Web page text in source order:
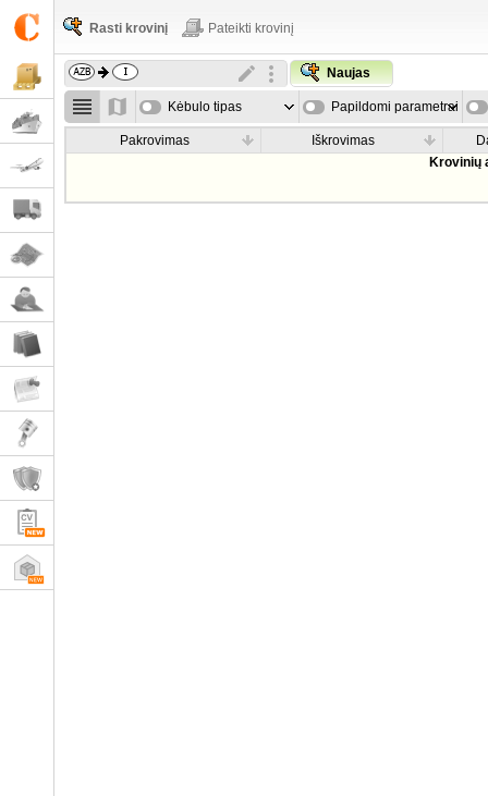
Rasti krovinį Pateikti krovinį
Naujas
Kėbulo tipas Papildomi parametrai
Pakrovimas Iškrovimas
Krovinių